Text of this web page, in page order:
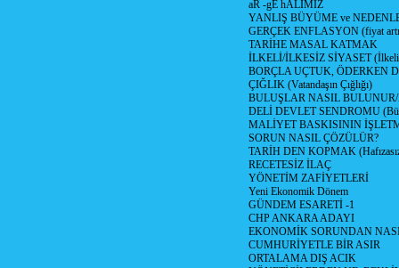
aR -gE hALİMİZ
YANLIŞ BÜYÜME ve
GERÇEK ENFLASYON (fiyat
TARİHE MASAL KATMAK
İLKELİ/İLKESİZ SİYASET
BORÇLA UÇTUK, ÖDERKEN
ÇIĞLIK (Vatandaşın Çığlığı)
BULUŞLAR NASIL
DELİ DEVLET SENDROMU
MALİYET BASKISININ
SORUN NASIL ÇÖZÜLÜR?
TARİH DEN KOPMAK
RECETESİZ İLAÇ
YÖNETİM ZAFİYETLERİ
Yeni Ekonomik Dönem
GÜNDEM ESARETİ -1
CHP ANKARA ADAYI
EKONOMİK SORUNDAN
CUMHURİYETLE BİR ASIR
ORTALAMA DIŞ ACIK